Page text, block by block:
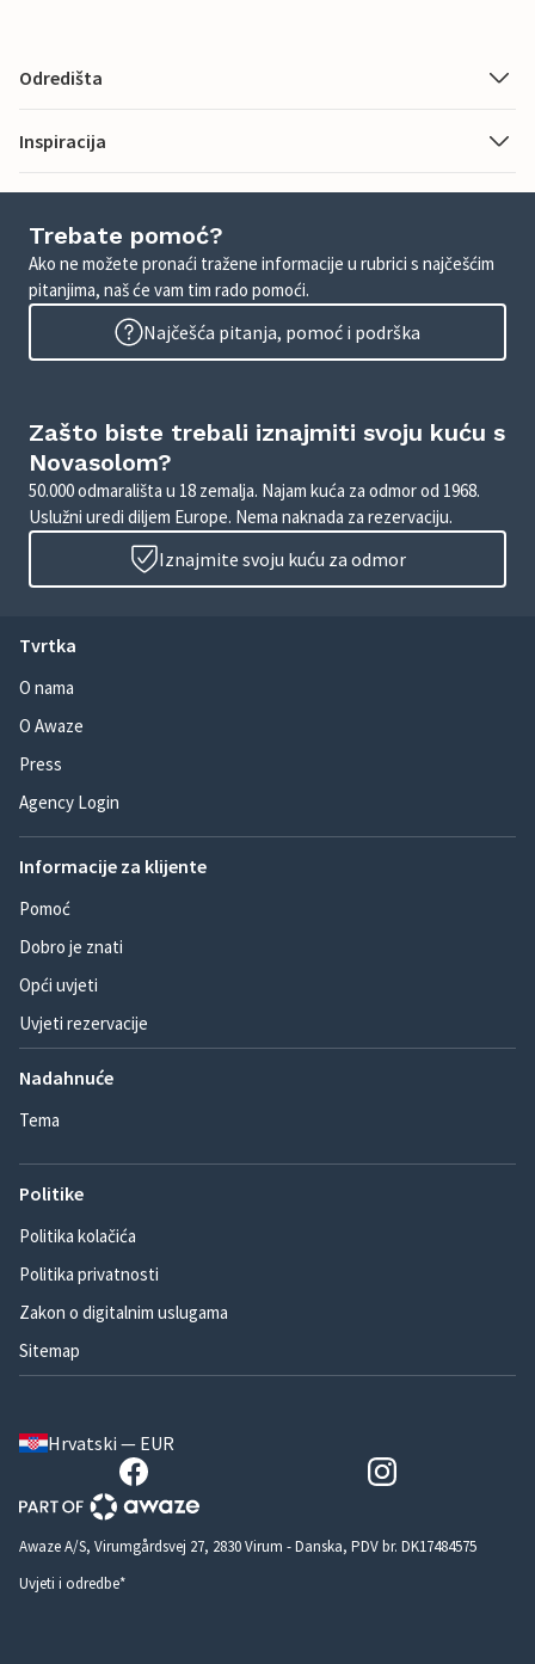
Odredišta
Inspiracija
Trebate pomoć?
Ako ne možete pronaći tražene informacije u rubrici s najčešćim
pitanjima, naš će vam tim rado pomoći.
Najčešća pitanja, pomoć i podrška
Zašto biste trebali iznajmiti svoju kuću s
Novasolom?
50.000 odmarališta u 18 zemalja. Najam kuća za odmor od 1968.
Uslužni uredi diljem Europe. Nema naknada za rezervaciju.
Iznajmite svoju kuću za odmor
Tvrtka
O nama
O Awaze
Press
Agency Login
Informacije za klijente
Pomoć
Dobro je znati
Opći uvjeti
Uvjeti rezervacije
Nadahnuće
Tema
Politike
Politika kolačića
Politika privatnosti
Zakon o digitalnim uslugama
Sitemap
Hrvatski — EUR
Awaze A/S, Virumgårdsvej 27, 2830 Virum - Danska, PDV br. DK17484575
Uvjeti i odredbe*